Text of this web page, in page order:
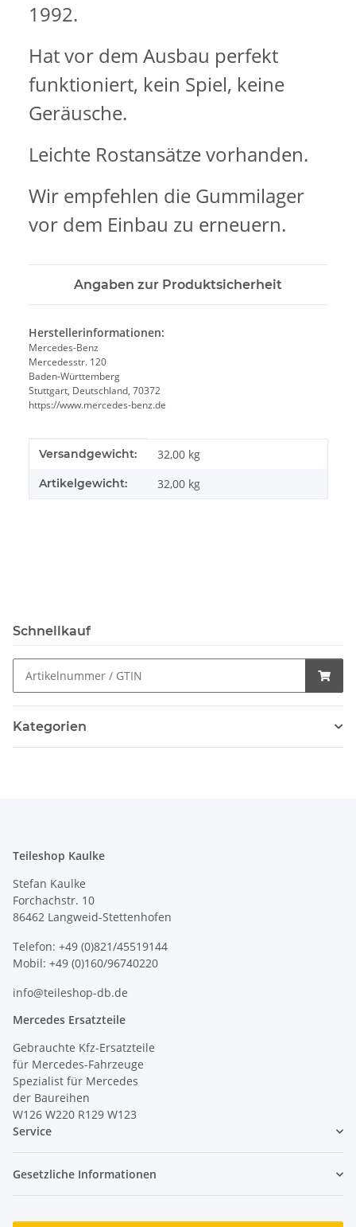
1992.
Hat vor dem Ausbau perfekt
funktioniert, kein Spiel, keine
Geräusche.
Leichte Rostansätze vorhanden.
Wir empfehlen die Gummilager
vor dem Einbau zu erneuern.
Angaben zur Produktsicherheit
Herstellerinformationen:
Mercedes-Benz
Mercedesstr. 120
Baden-Württemberg
Stuttgart, Deutschland, 70372
https://www.mercedes-benz.de
Produkteigenschaft
Wert
Versandgewicht: 32,00 kg
Artikelgewicht: 32,00 kg
Schnellkauf
Kategorien
Teileshop Kaulke
Stefan Kaulke
Forchachstr. 10
86462 Langweid-Stettenhofen
Telefon: +49 (0)821/45519144
Mobil: +49 (0)160/96740220
info@teileshop-db.de
Mercedes Ersatzteile
Gebrauchte Kfz-Ersatzteile
für Mercedes-Fahrzeuge
Spezialist für Mercedes
der Baureihen
W126 W220 R129 W123
Service
Gesetzliche Informationen